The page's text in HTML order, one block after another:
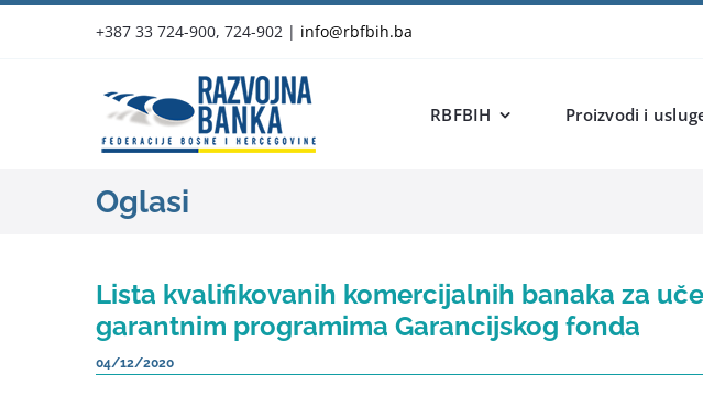
+387 33 724-900, 724-902 | info@rbfbih.ba
RBFBIH Proizvodi i
Oglasi
Lista kvalifikovanih komercijalnih banaka za
garantnim programima Garancijskog fonda
04/12/2020